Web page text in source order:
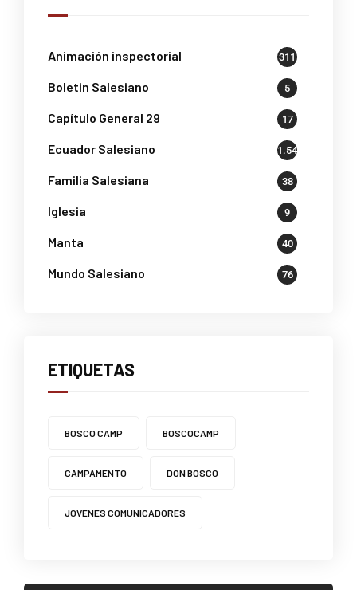
Animación inspectorial 311
Boletin Salesiano 5
Capítulo General 29 17
Ecuador Salesiano 1.541
Familia Salesiana 38
Iglesia 9
Manta 40
Mundo Salesiano 76
ETIQUETAS
BOSCO CAMP BOSCOCAMP
CAMPAMENTO DON BOSCO
JOVENES COMUNICADORES